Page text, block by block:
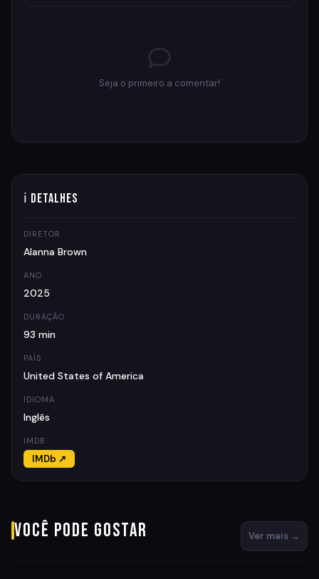
Seja o primeiro a comentar!
ℹ Detalhes
DIRETOR
Alanna Brown
ANO
2025
DURAÇÃO
93 min
PAÍS
United States of America
IDIOMA
Inglês
IMDB
IMDb ↗
Você pode gostar Ver mais →